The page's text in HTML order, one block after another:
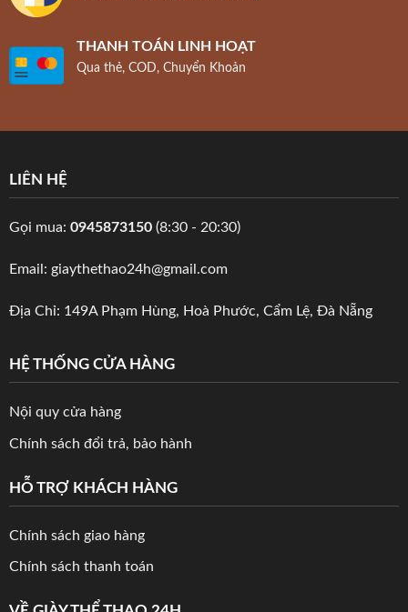
THANH TOÁN LINH HOẠT
Qua thẻ, COD, Chuyển Khoản
LIÊN HỆ
Gọi mua: 0945873150(8:30 - 20:30)
Email: giaythethao24h@gmail.com
Địa Chỉ: 149A Phạm Hùng, Hoà Phước, Cẩm Lệ, Đà Nẵng
HỆ THỐNG CỬA HÀNG
Nội quy cửa hàng
Chính sách đổi trả, bảo hành
HỖ TRỢ KHÁCH HÀNG
Chính sách giao hàng
Chính sách thanh toán